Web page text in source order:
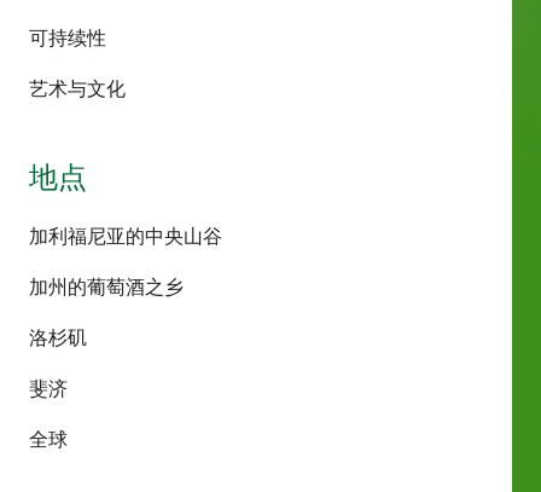
可持续性
艺术与文化
地点
加利福尼亚的中央山谷
加州的葡萄酒之乡
洛杉矶
斐济
全球